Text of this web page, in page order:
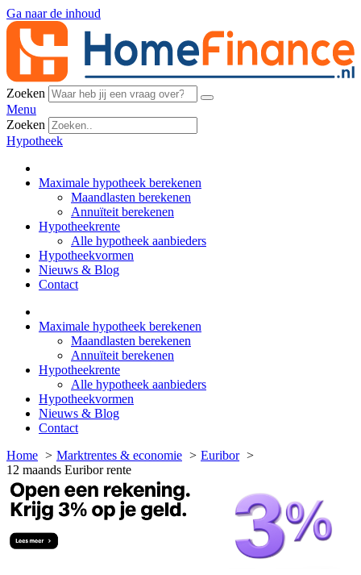
Ga naar de inhoud
Zoeken
Menu
Zoeken
Hypotheek
Maximale hypotheek berekenen
Maandlasten berekenen
Annuïteit berekenen
Hypotheekrente
Alle hypotheek aanbieders
Hypotheekvormen
Nieuws & Blog
Contact
Maximale hypotheek berekenen
Maandlasten berekenen
Annuïteit berekenen
Hypotheekrente
Alle hypotheek aanbieders
Hypotheekvormen
Nieuws & Blog
Contact
Home
Marktrentes & economie
Euribor
12 maands Euribor rente